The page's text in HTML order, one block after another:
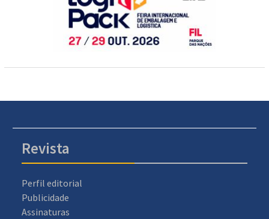
Revista
Perfil editorial
Publicidade
Assinaturas